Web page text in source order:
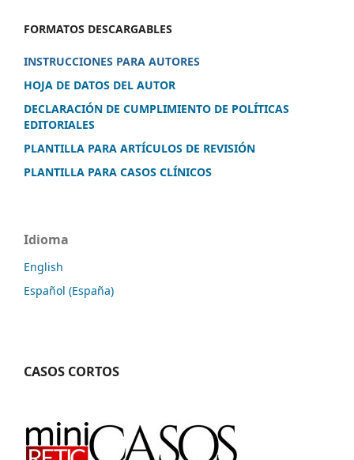
FORMATOS DESCARGABLES
INSTRUCCIONES PARA AUTORES
HOJA DE DATOS DEL AUTOR
DECLARACIÓN DE CUMPLIMIENTO DE POLÍTICAS
EDITORIALES
PLANTILLA PARA ARTÍCULOS DE REVISIÓN
PLANTILLA PARA CASOS CLÍNICOS
Idioma
English
Español (España)
CASOS CORTOS